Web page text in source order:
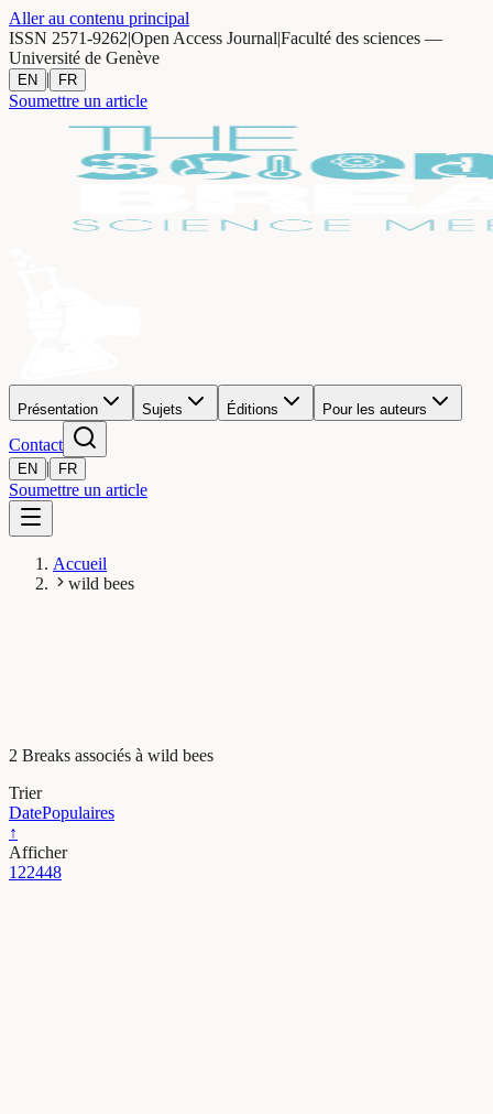
Aller au contenu principal
ISSN 2571-9262|Open Access Journal|Faculté des sciences —
Université de Genève
EN | FR
Soumettre un article
Présentation Sujets Éditions Pour les auteurs
Contact
EN | FR
Soumettre un article
Accueil
wild bees
2 Breaks associés à wild bees
Trier
DatePopulaires
↑
Afficher
122448